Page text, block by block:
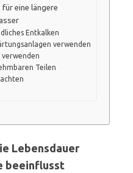
eine längere
Entkalken
verwenden
Teilen
Lebensdauer
beeinflusst